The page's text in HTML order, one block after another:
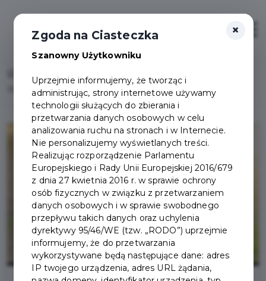
Wolontariat zagraniczny dla osób w wieku 16-30 lat
×
Zgoda na Ciasteczka
Szanowny Użytkowniku
Uprzejmie informujemy, że tworząc i
administrując, strony internetowe używamy
technologii służących do zbierania i
przetwarzania danych osobowych w celu
analizowania ruchu na stronach i w Internecie.
Nie personalizujemy wyświetlanych treści.
Realizując rozporządzenie Parlamentu
Europejskiego i Rady Unii Europejskiej 2016/679
z dnia 27 kwietnia 2016 r. w sprawie ochrony
osób fizycznych w związku z przetwarzaniem
danych osobowych i w sprawie swobodnego
przepływu takich danych oraz uchylenia
dyrektywy 95/46/WE (tzw. „RODO”) uprzejmie
informujemy, że do przetwarzania
wykorzystywane będą następujące dane: adres
IP twojego urządzenia, adres URL żądania,